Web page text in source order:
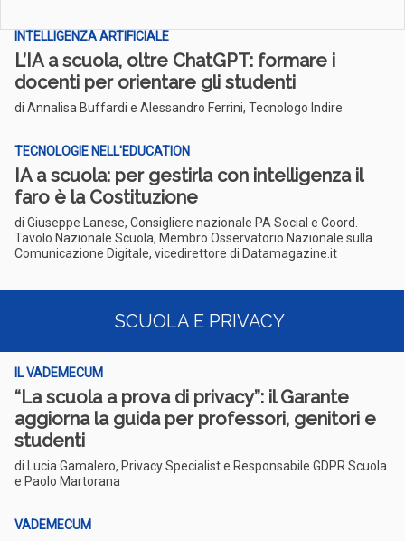
INTELLIGENZA ARTIFICIALE
L’IA a scuola, oltre ChatGPT: formare i
docenti per orientare gli studenti
di Annalisa Buffardi e Alessandro Ferrini, Tecnologo Indire
TECNOLOGIE NELL'EDUCATION
IA a scuola: per gestirla con intelligenza il
faro è la Costituzione
di Giuseppe Lanese, Consigliere nazionale PA Social e Coord.
Tavolo Nazionale Scuola, Membro Osservatorio Nazionale sulla
Comunicazione Digitale, vicedirettore di Datamagazine.it
SCUOLA E PRIVACY
IL VADEMECUM
“La scuola a prova di privacy”: il Garante
aggiorna la guida per professori, genitori e
studenti
di Lucia Gamalero, Privacy Specialist e Responsabile GDPR Scuola
e Paolo Martorana
VADEMECUM